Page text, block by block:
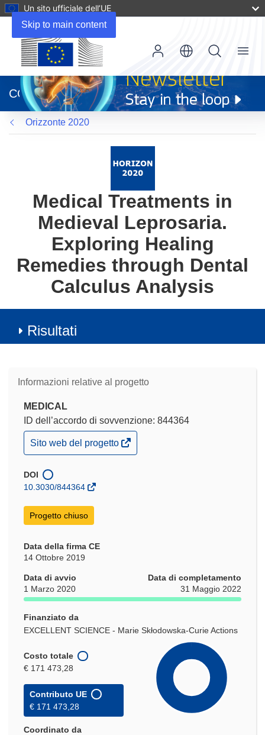
Skip to main content
Un sito ufficiale dell’UE
apre
in
una
nuova
finestra)
CORDIS
Menu
Orizzonte 2020
Medical Treatments in
Medieval Leprosaria.
Exploring Healing
Remedies through Dental
Calculus Analysis
Risultati
Informazioni relative al progetto
MEDICAL
ID dell’accordo di sovvenzione: 844364
(si
apre
una
nuova
Sito web del progetto
DOI
10.3030/844364
Progetto chiuso
Data della firma CE
14 Ottobre 2019
Data di avvio
1 Marzo 2020
Data di completamento
31 Maggio 2022
Finanziato da
EXCELLENT SCIENCE - Marie Skłodowska-Curie Actions
Costo totale
€ 171 473,28
Contributo UE
€ 171 473,28
Coordinato da